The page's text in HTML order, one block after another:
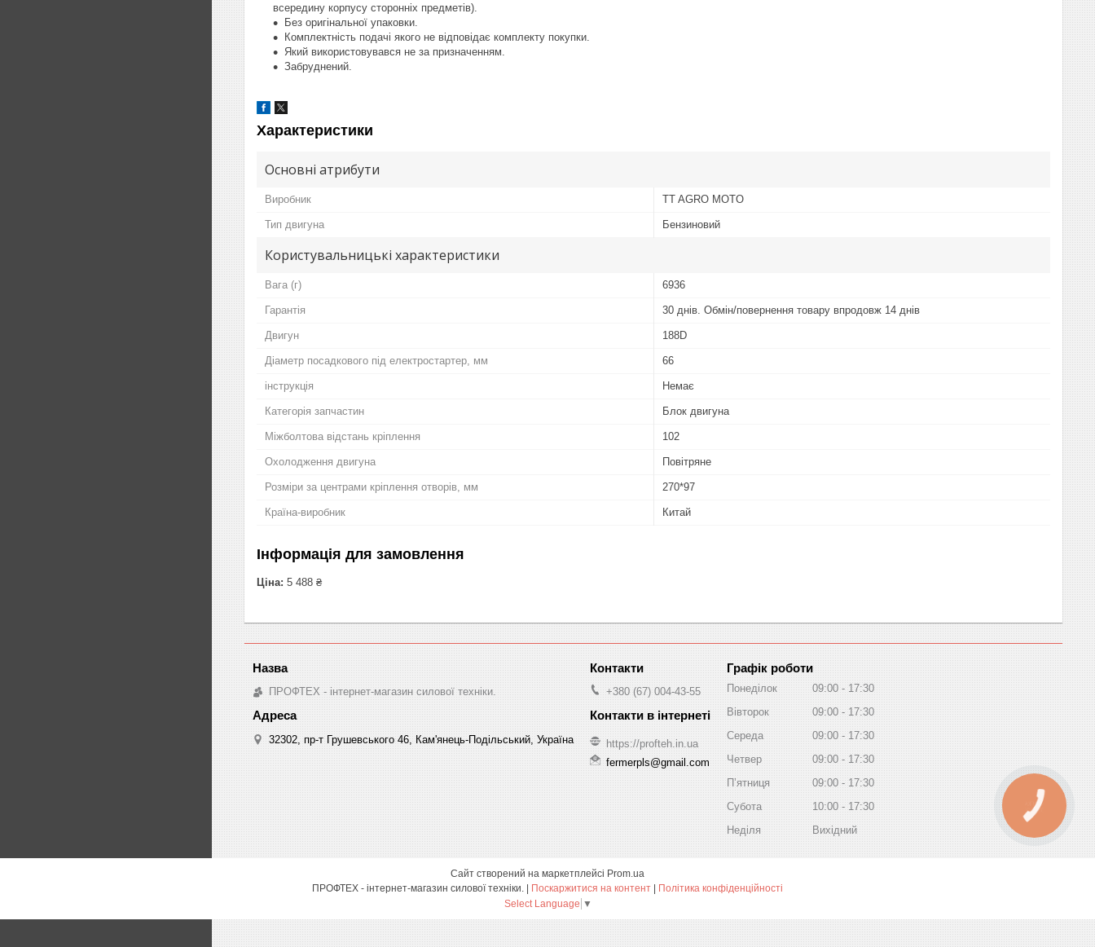
всередину корпусу сторонніх предметів).
Без оригінальної упаковки.
Комплектність подачі якого не відповідає комплекту покупки.
Який використовувався не за призначенням.
Забруднений.
Характеристики
Основні атрибути
Виробник TT AGRO MOTO
Тип двигуна Бензиновий
Користувальницькі характеристики
Вага (г) 6936
Гарантія 30 днів. Обмін/повернення товару впродовж 14 днів
Двигун 188D
Діаметр посадкового під електростартер, мм 66
інструкція Немає
Категорія запчастин Блок двигуна
Міжболтова відстань кріплення 102
Охолодження двигуна Повітряне
Розміри за центрами кріплення отворів, мм 270*97
Країна-виробник Китай
Інформація для замовлення
Ціна: 5 488 ₴
ПРОФТЕХ - інтернет-магазин силової техніки.
32302, пр-т Грушевського 46, Кам'янець-Подільський, Україна
+380 (67) 004-43-55
https://profteh.in.ua
fermerpls@gmail.com
Графік роботи
Понеділок 09:00
17:30
Вівторок
09:00
17:30
Середа
09:00
17:30
Четвер
09:00
17:30
Пʼятниця
09:00
17:30
Субота
10:00
17:30
Неділя
Вихідний
Сайт створений на маркетплейсі Prom.ua
Поскаржитися на контент
Політика конфіденційності
Select Language ▼
КНОПКА
ЗВ'ЯЗКУ